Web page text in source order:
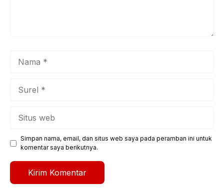
Simpan nama, email, dan situs web saya pada peramban ini untuk
komentar saya berikutnya.